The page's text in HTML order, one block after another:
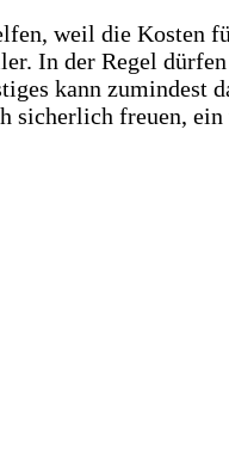
weil die Kosten
In der Regel
kann
sicherlich freuen,